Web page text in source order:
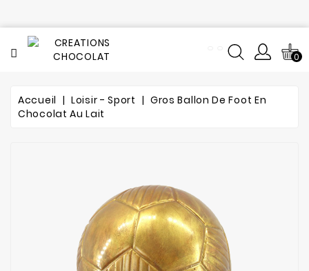
Tout
L'histoire
0
Accueil Loisir - Sport
Gros Ballon De Foot En
Chocolat Au Lait